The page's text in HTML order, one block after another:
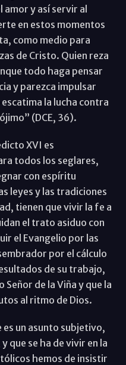
amor y así servir al
en estos momentos
como medio para
de Cristo. Quien reza
todo haga pensar
y parezca impulsar
la lucha contra
(DCE, 36).
XVI es
todos los seglares,
con espíritu
leyes y las tradiciones
tienen que vivir la fe a
el trato asiduo con
el Evangelio por las
por el cálculo
de su trabajo,
Señor de la Viña y que la
al ritmo de Dios.
es un asunto subjetivo,
que se ha de vivir en la
hemos de insistir